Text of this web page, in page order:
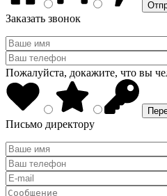
Заказать звонок
Пожалуйста, докажите, что вы
Письмо директору